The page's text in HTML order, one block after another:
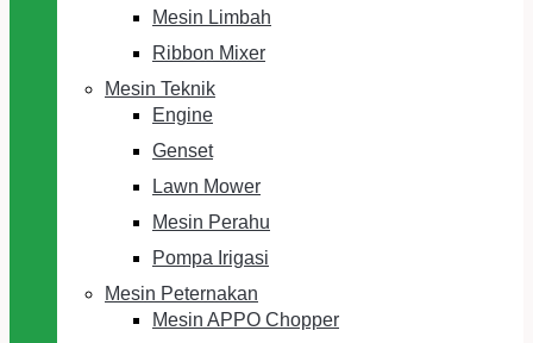
Mesin Limbah
Ribbon Mixer
Mesin Teknik
Engine
Genset
Lawn Mower
Mesin Perahu
Pompa Irigasi
Mesin Peternakan
Mesin APPO Chopper